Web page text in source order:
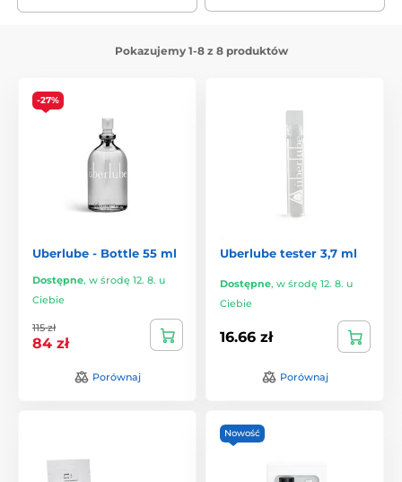
Pokazujemy 1-8 z 8 produktów
-27%
Uberlube - Bottle 55 ml
Dostępne, w środę 12. 8. u
Ciebie
115 zł
84 zł
Porównaj
Uberlube tester 3,7 ml
Dostępne, w środę 12. 8. u
Ciebie
16.66 zł
Porównaj
Nowość